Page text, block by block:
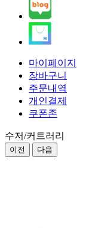
마이페이지
장바구니
주문내역
개인결제
쿠폰존
수저/커트러리
이전 다음